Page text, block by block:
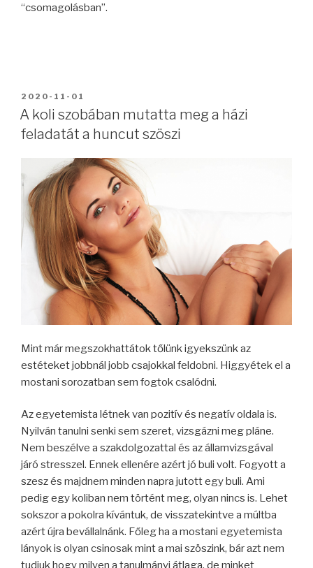
“csomagolásban”.
BEKÜLDVE:
2020-11-01
A koli szobában mutatta meg a házi
feladatát a huncut szöszi
Mint már megszokhattátok tőlünk igyekszünk az
estéteket jobbnál jobb csajokkal feldobni. Higgyétek el a
mostani sorozatban sem fogtok csalódni.
Az egyetemista létnek van pozitív és negatív oldala is.
Nyilván tanulni senki sem szeret, vizsgázni meg pláne.
Nem beszélve a szakdolgozattal és az államvizsgával
járó stresszel. Ennek ellenére azért jó buli volt. Fogyott a
szesz és majdnem minden napra jutott egy buli. Ami
pedig egy koliban nem történt meg, olyan nincs is. Lehet
sokszor a pokolra kívántuk, de visszatekintve a múltba
azért újra bevállalnánk. Főleg ha a mostani egyetemista
lányok is olyan csinosak mint a mai szöszink, bár azt nem
tudjuk hogy milyen a tanulmányi átlaga, de minket